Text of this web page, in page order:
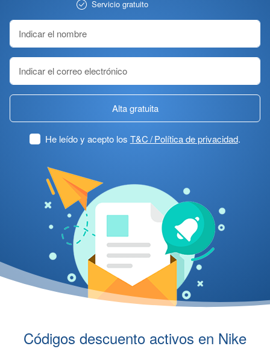
Servicio gratuito
Alta gratuita
He leído y acepto los T&C / Política de privacidad.
Códigos descuento activos en Nike